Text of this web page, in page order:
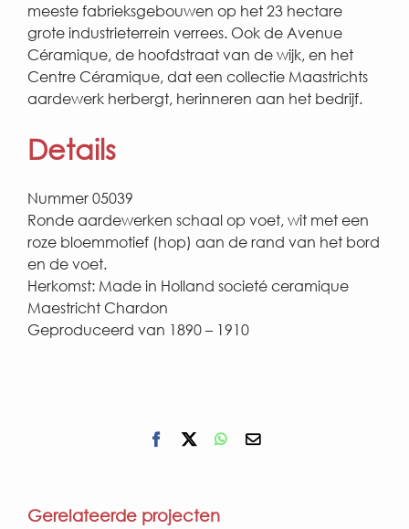
meeste fabrieksgebouwen op het 23 hectare
grote industrieterrein verrees. Ook de Avenue
Céramique, de hoofdstraat van de wijk, en het
Centre Céramique, dat een collectie Maastrichts
aardewerk herbergt, herinneren aan het bedrijf.
Details
Nummer 05039
Ronde aardewerken schaal op voet, wit met een
roze bloemmotief (hop) aan de rand van het bord
en de voet.
Herkomst: Made in Holland societé ceramique
Maestricht Chardon
Geproduceerd van 1890 – 1910
Facebook WhatsApp
E-
Gerelateerde projecten